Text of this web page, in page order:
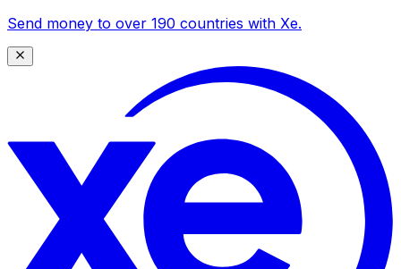
Send money to over 190 countries with Xe.